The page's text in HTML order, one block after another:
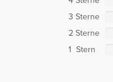
3 Sterne
2 Sterne
1 Stern